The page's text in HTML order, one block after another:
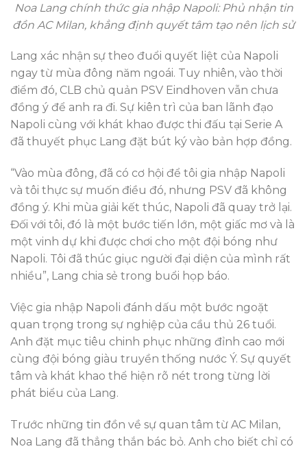
Noa Lang chính thức gia nhập Napoli: Phủ nhận tin
đồn AC Milan, khẳng định quyết tâm tạo nên lịch sử
Lang xác nhận sự theo đuổi quyết liệt của Napoli
ngay từ mùa đông năm ngoái. Tuy nhiên, vào thời
điểm đó, CLB chủ quản PSV Eindhoven vẫn chưa
đồng ý để anh ra đi. Sự kiên trì của ban lãnh đạo
Napoli cùng với khát khao được thi đấu tại Serie A
đã thuyết phục Lang đặt bút ký vào bản hợp đồng.
“Vào mùa đông, đã có cơ hội để tôi gia nhập Napoli
và tôi thực sự muốn điều đó, nhưng PSV đã không
đồng ý. Khi mùa giải kết thúc, Napoli đã quay trở lại.
Đối với tôi, đó là một bước tiến lớn, một giấc mơ và là
một vinh dự khi được chơi cho một đội bóng như
Napoli. Tôi đã thúc giục người đại diện của mình rất
nhiều”, Lang chia sẻ trong buổi họp báo.
Việc gia nhập Napoli đánh dấu một bước ngoặt
quan trọng trong sự nghiệp của cầu thủ 26 tuổi.
Anh đặt mục tiêu chinh phục những đỉnh cao mới
cùng đội bóng giàu truyền thống nước Ý. Sự quyết
tâm và khát khao thể hiện rõ nét trong từng lời
phát biểu của Lang.
Trước những tin đồn về sự quan tâm từ AC Milan,
Noa Lang đã thẳng thắn bác bỏ. Anh cho biết chỉ có